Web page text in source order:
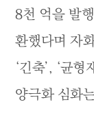
8천 억을 발
환했다며 자
‘긴축’, ‘균
양극화 심화